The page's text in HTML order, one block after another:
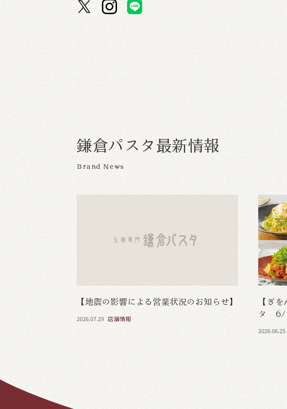
鎌倉パ ス タ 最新情報
Brand News
【地震の影響による営業状況のお知らせ】
2026.07.29 店舗情報
【ぎ
タ 6/
2026.06.25